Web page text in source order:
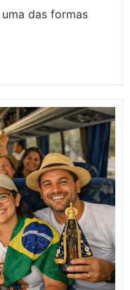
das formas